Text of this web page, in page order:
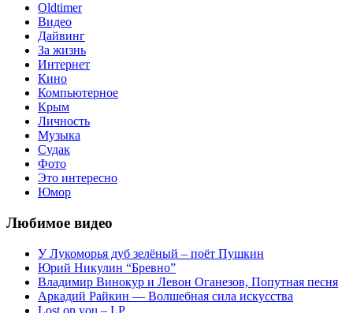
Oldtimer
Видео
Дайвинг
За жизнь
Интернет
Кино
Компьютерное
Крым
Личность
Музыка
Судак
Фото
Это интересно
Юмор
Любимое видео
У Лукоморья дуб зелёный – поёт Пушкин
Юрий Никулин “Бревно”
Владимир Винокур и Левон Оганезов, Попутная песня
Аркадий Райкин — Волшебная сила искусства
Lost on you – LP